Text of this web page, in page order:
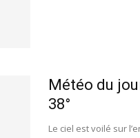
Météo du
38°
Le ciel est voilé sur